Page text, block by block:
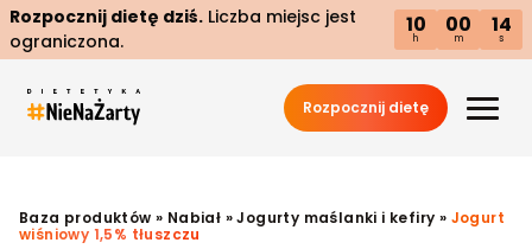
Rozpocznij dietę dziś. Liczba miejsc jest
ograniczona.
10
h
00
m
13
s
Rozpocznij dietę
Baza produktów » Nabiał »Jogurty maślanki i kefiry » Jogurt
wiśniowy 1,5% tłuszczu